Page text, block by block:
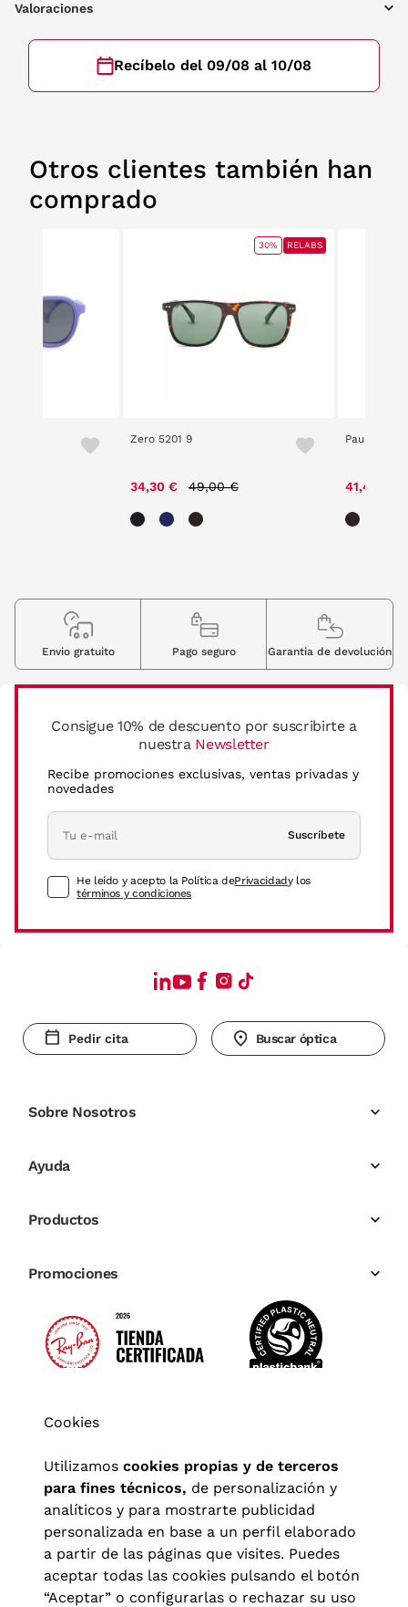
Valoraciones
Recíbelo del 09/08 al 10/08
Otros clientes también han
comprado
Zero 5201 9
34,30 € 49,00 €
30% RELABS
Paul Harris
41,40 €
Consigue 10% de descuento por suscribirte a
nuestra Newsletter
Recibe promociones exclusivas, ventas privadas y
novedades
Suscríbete
He leído y acepto la Política dePrivacidady los
términos y condiciones
Envio gratuito Pago seguro Garantia de devolución
Pedir cita Buscar óptica
Sobre Nosotros
Ayuda
Productos
Promociones
Cookies
Utilizamos cookies propias y de terceros
para fines técnicos, de personalización y
analíticos y para mostrarte publicidad
personalizada en base a un perfil elaborado
a partir de las páginas que visites. Puedes
aceptar todas las cookies pulsando el botón
“Aceptar” o configurarlas o rechazar su uso